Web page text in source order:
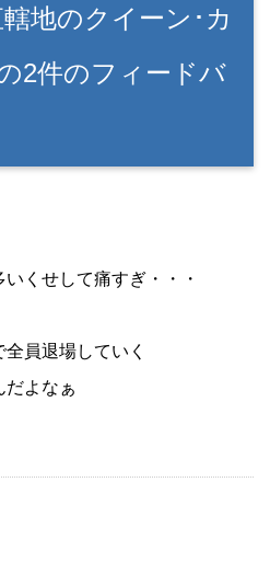
地のクイーン･カ
2件のフィードバ
くせして痛すぎ・・・
員退場していく
だよなぁ